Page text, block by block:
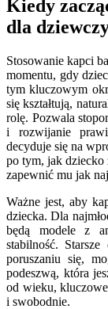
Kiedy
dla
Stosowanie kapci
momentu, gdy
tym kluczowym
się kształtują,
rolę. Pozwala
i rozwijanie
decyduje się na
po tym, jak dziecko
zapewnić mu jak
Ważne jest, aby
dziecka. Dla
będą modele z
stabilność.
poruszaniu się,
podeszwą, która
od wieku,
i swobodnie.